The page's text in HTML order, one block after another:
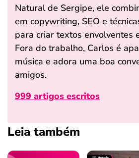
Natural de Sergipe, ele
em copywriting, SEO e
para criar textos envolventes
Fora do trabalho, Carlos é
música e adora uma boa
amigos.
999 artigos escritos
Leia também